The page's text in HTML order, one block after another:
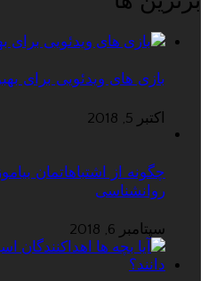
بازی های ویدئویی برای
اکتبر 5, 2018
چگونه از اشتباهاتمان
روانشناسی
سپتامبر 6, 2018